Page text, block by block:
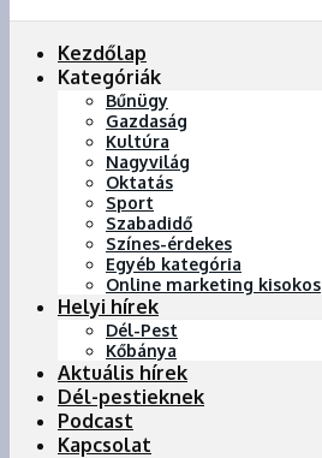
Kezdőlap
Kategóriák
Bűnügy
Gazdaság
Kultúra
Nagyvilág
Oktatás
Sport
Szabadidő
Színes-érdekes
Egyéb kategória
Online marketing kisokos
Helyi hírek
Dél-Pest
Kőbánya
Aktuális hírek
Dél-pestieknek
Podcast
Kapcsolat